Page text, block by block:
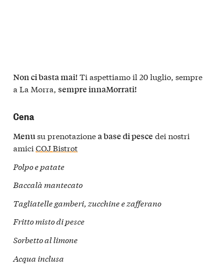
Non ci basta mai! Ti aspettiamo il 20 luglio, sempre
a La Morra, sempre innaMorrati!
Cena
Menusu prenotazionea base di pesce dei nostri
amici COJ Bistrot
Polpo e patate
Baccalà mantecato
Tagliatelle gamberi, zucchine e zafferano
Fritto misto di pesce
Sorbetto al limone
Acqua inclusa